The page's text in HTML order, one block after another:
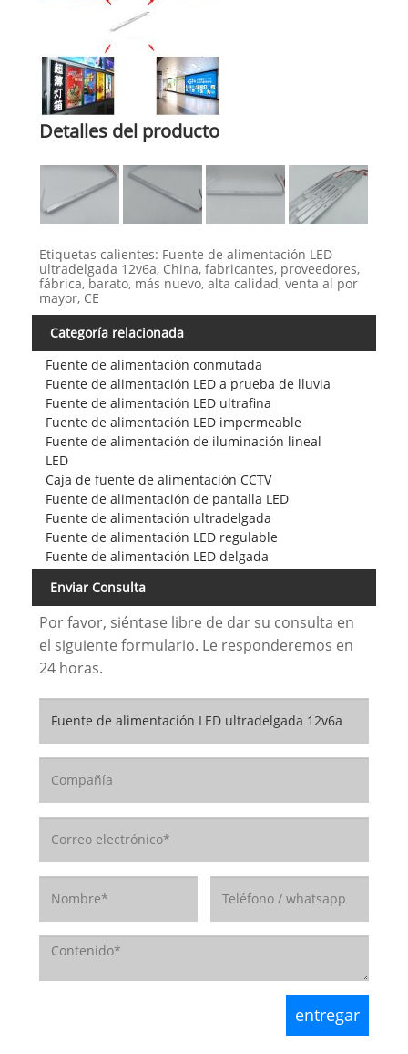
Detalles del producto
Etiquetas calientes: Fuente de alimentación LED
ultradelgada 12v6a, China, fabricantes, proveedores,
fábrica, barato, más nuevo, alta calidad, venta al por
mayor, CE
Categoría relacionada
Fuente de alimentación conmutada
Fuente de alimentación LED a prueba de lluvia
Fuente de alimentación LED ultrafina
Fuente de alimentación LED impermeable
Fuente de alimentación de iluminación lineal
LED
Caja de fuente de alimentación CCTV
Fuente de alimentación de pantalla LED
Fuente de alimentación ultradelgada
Fuente de alimentación LED regulable
Fuente de alimentación LED delgada
Enviar Consulta
Por favor, siéntase libre de dar su consulta en
el siguiente formulario. Le responderemos en
24 horas.